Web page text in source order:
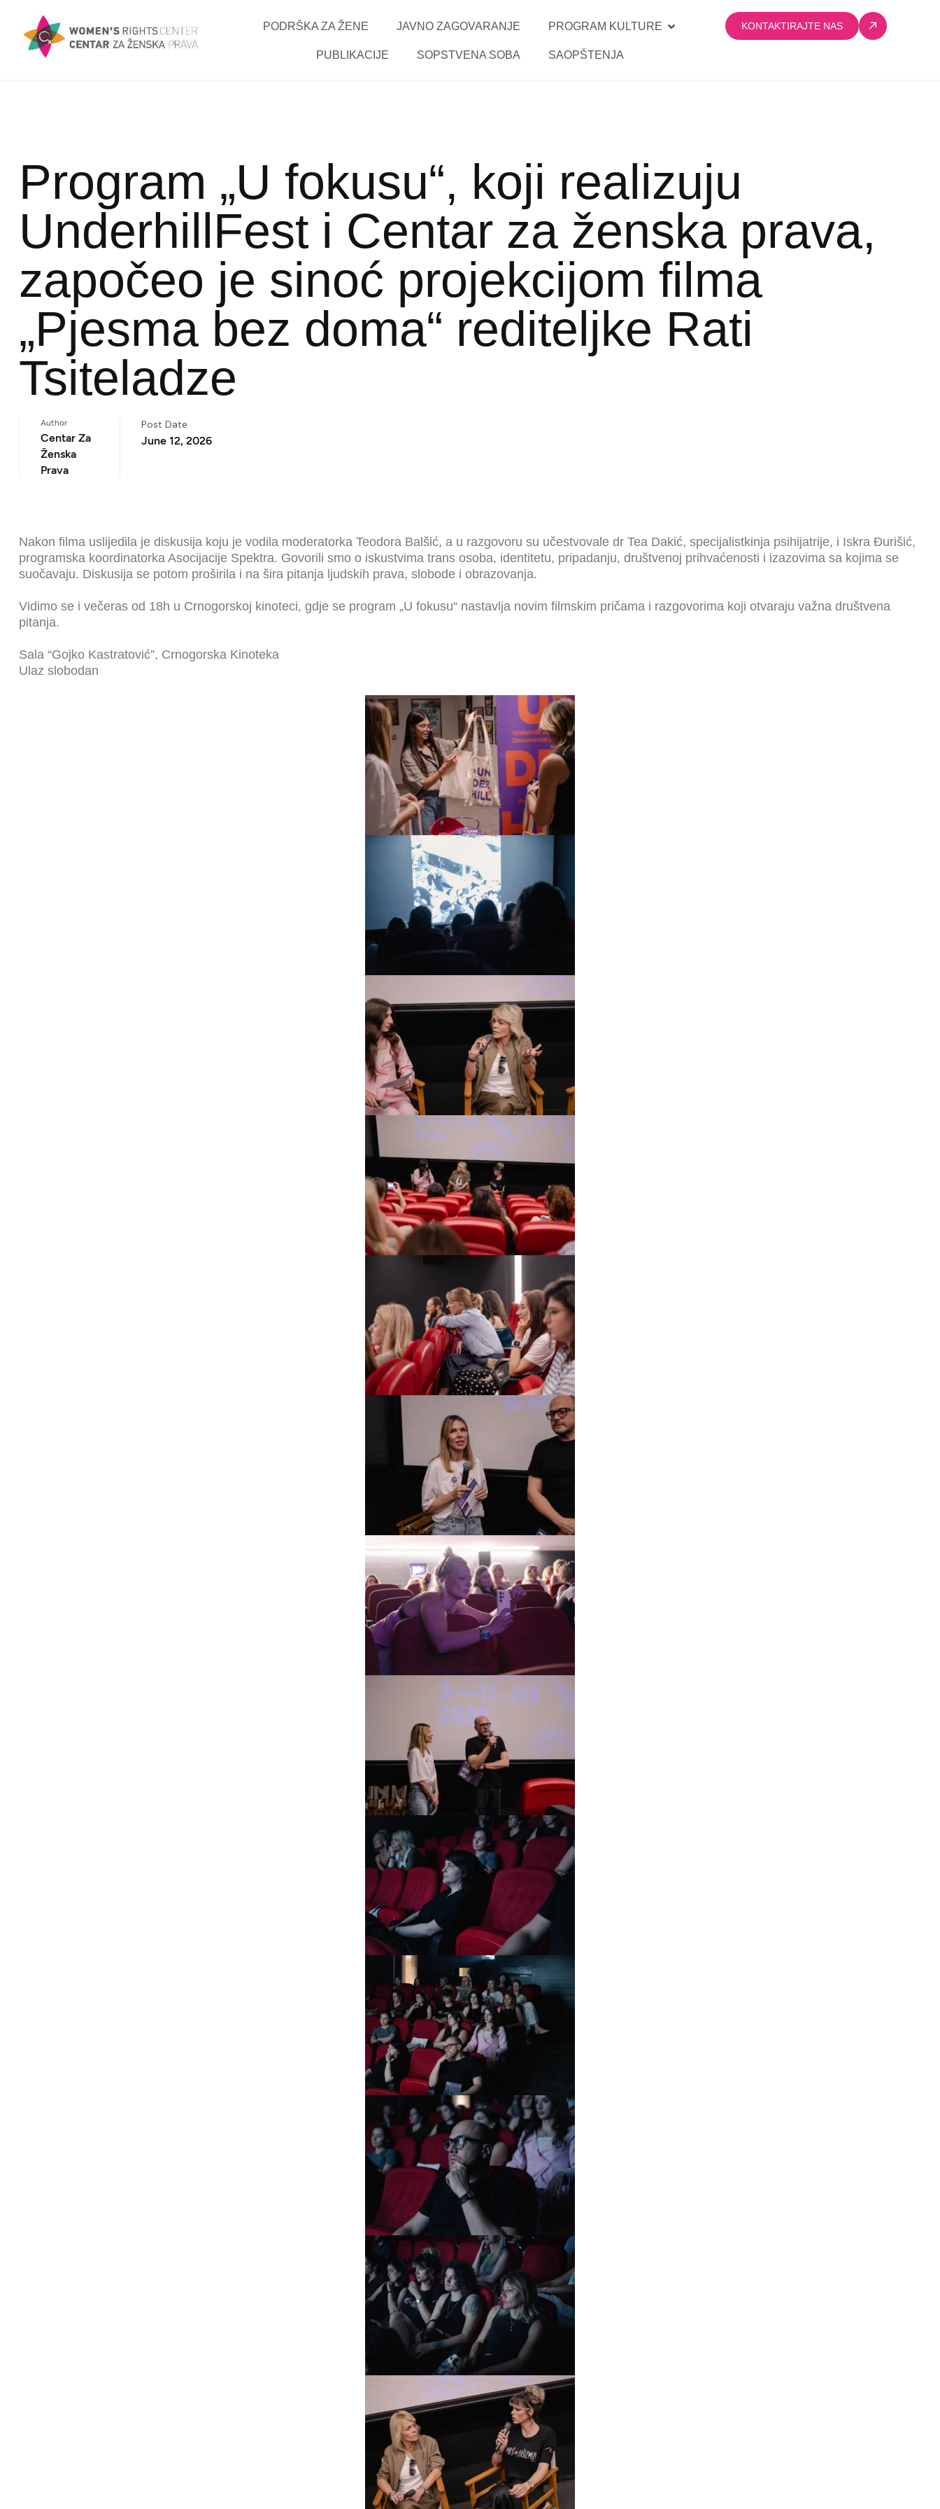
PODRŠKA ZA ŽENE JAVNO ZAGOVARANJE PROGRAM KULTURE
PUBLIKACIJE SOPSTVENA SOBA SAOPŠTENJA
KONTAKTIRAJTE NAS
Program „U fokusu“, koji realizuju
UnderhillFest i Centar za ženska prava,
započeo je sinoć projekcijom filma
„Pjesma bez doma“ rediteljke Rati
Tsiteladze
Author
Centar Za
Ženska
Prava
Post Date
June 12, 2026
Nakon filma uslijedila je diskusija koju je vodila moderatorka Teodora Balšić, a u razgovoru su učestvovale dr Tea Dakić, specijalistkinja psihijatrije, i Iskra Đurišić,
programska koordinatorka Asocijacije Spektra. Govorili smo o iskustvima trans osoba, identitetu, pripadanju, društvenoj prihvaćenosti i izazovima sa kojima se
suočavaju. Diskusija se potom proširila i na šira pitanja ljudskih prava, slobode i obrazovanja.
Vidimo se i večeras od 18h u Crnogorskoj kinoteci, gdje se program „U fokusu“ nastavlja novim filmskim pričama i razgovorima koji otvaraju važna društvena
pitanja.
Sala “Gojko Kastratović”, Crnogorska Kinoteka
Ulaz slobodan